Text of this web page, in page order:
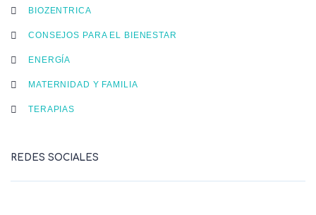
BIOZENTRICA
CONSEJOS PARA EL BIENESTAR
ENERGÍA
MATERNIDAD Y FAMILIA
TERAPIAS
REDES SOCIALES